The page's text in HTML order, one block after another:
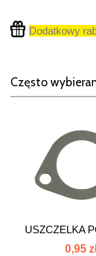
Dodatkowy
Często
USZCZELKA
0,95